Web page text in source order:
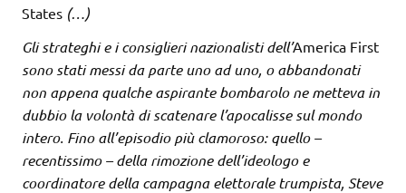
States (…)
Gli strateghi e i consiglieri nazionalisti dell’America First
sono stati messi da parte uno ad uno, o abbandonati
non appena qualche aspirante bombarolo ne metteva in
dubbio la volontà di scatenare l’apocalisse sul mondo
intero. Fino all’episodio più clamoroso: quello –
recentissimo – della rimozione dell’ideologo e
coordinatore della campagna elettorale trumpista, Steve